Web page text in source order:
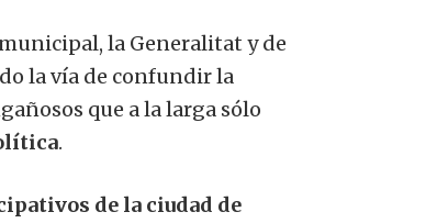
la Generalitat y de
la vía de confundir la
que a la larga sólo
.
de la ciudad de